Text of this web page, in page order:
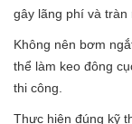
gây lãng phí và tràn
Không nên bơm
thể làm keo đông
thi công.
Thực hiện đúng kỹ